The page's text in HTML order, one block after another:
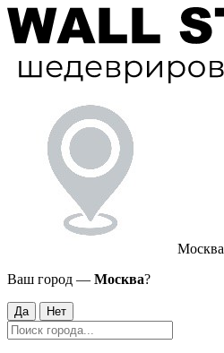
Москва
Ваш город — Москва?
Да Нет